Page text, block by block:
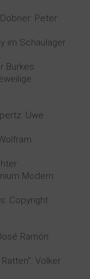
Peter
im Schaulager
Burkes
Uwe
Modern
Copyright
Ramón
Volker